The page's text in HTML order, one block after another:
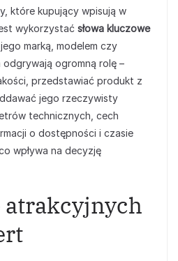
które kupujący wpisują w
wykorzystać słowa kluczowe
marką, modelem czy
ogromną rolę –
przedstawiać produkt z
jego rzeczywisty
technicznych, cech
o dostępności i czasie
wpływa na decyzję
atrakcyjnych